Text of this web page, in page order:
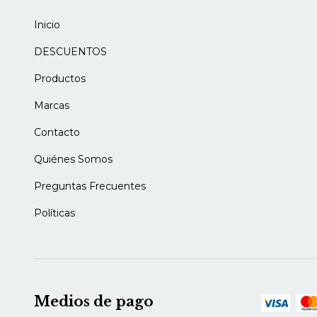
Inicio
DESCUENTOS
Productos
Marcas
Contacto
Quiénes Somos
Preguntas Frecuentes
Políticas
Medios de pago